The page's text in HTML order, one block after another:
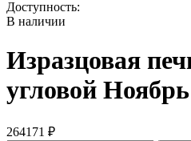
Доступность:
В наличии
Изразцовая
угловой Ноябрь
264171 ₽